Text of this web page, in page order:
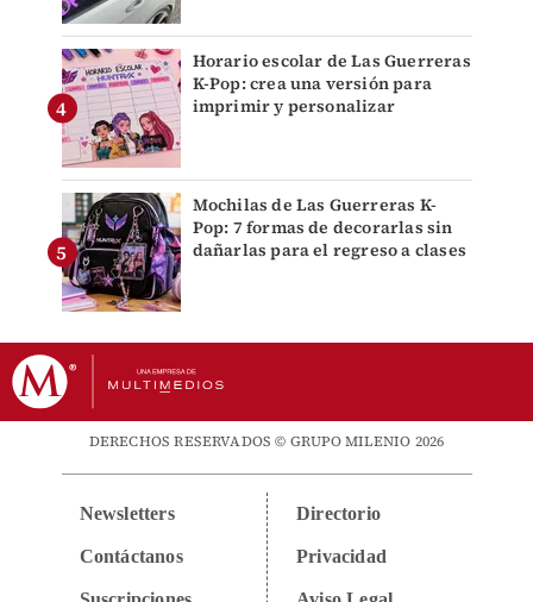
Horario escolar de Las Guerreras
K-Pop: crea una versión para
imprimir y personalizar
Mochilas de Las Guerreras K-
Pop: 7 formas de decorarlas sin
dañarlas para el regreso a clases
DERECHOS RESERVADOS © GRUPO MILENIO 2026
Newsletters
Contáctanos
Directorio
Privacidad